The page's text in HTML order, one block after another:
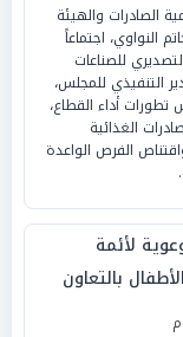
الصادرات والهيئة
النواوي، اجتماعاً
للصناعات
التنفيذي للمجلس،
أداء القطاع،
الغذائية
الفرص الواعدة
لأئمة
بالتعاون